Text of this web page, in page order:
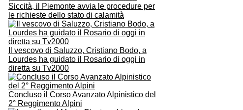
Siccità, il Piemonte avvia le procedure per
le richieste dello stato di calamità
Il vescovo di Saluzzo, Cristiano Bodo, a
Lourdes ha guidato il Rosario di oggi in
diretta su Tv2000
Concluso il Corso Avanzato Alpinistico del
2° Reggimento Alpini